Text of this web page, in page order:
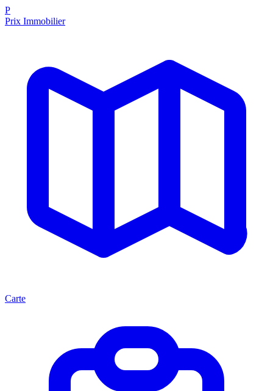
P
Prix Immobilier
Carte